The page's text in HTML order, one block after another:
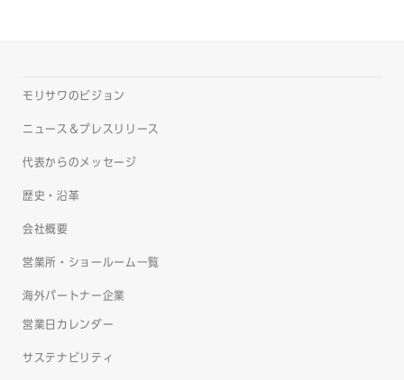
モリサワのビジョン
ニュース＆プレスリリース
代表からのメッセージ
歴史・沿革
会社概要
営業所・ショールーム一覧
海外パートナー企業
営業日カレンダー
サステナビリティ